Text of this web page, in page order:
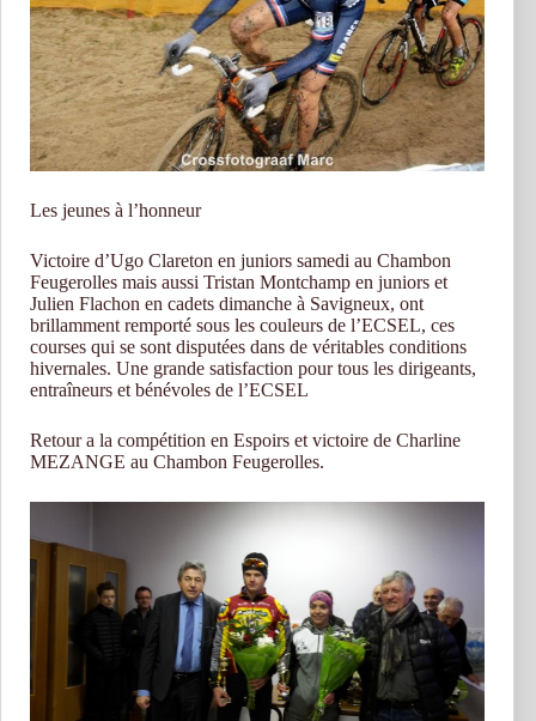
Les jeunes à l’honneur
Victoire d’Ugo Clareton en juniors samedi au Chambon
Feugerolles mais aussi Tristan Montchamp en juniors et
Julien Flachon en cadets dimanche à Savigneux, ont
brillamment remporté sous les couleurs de l’ECSEL, ces
courses qui se sont disputées dans de véritables conditions
hivernales. Une grande satisfaction pour tous les dirigeants,
entraîneurs et bénévoles de l’ECSEL
Retour a la compétition en Espoirs et victoire de Charline
MEZANGE au Chambon Feugerolles.